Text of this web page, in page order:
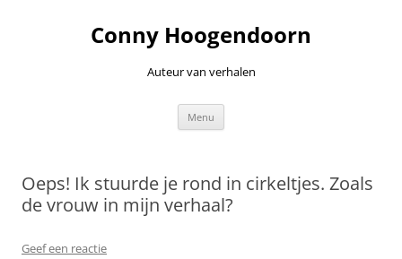
Conny Hoogendoorn
Auteur van verhalen
Menu
Oeps! Ik stuurde je rond in cirkeltjes. Zoals
de vrouw in mijn verhaal?
Geef een reactie